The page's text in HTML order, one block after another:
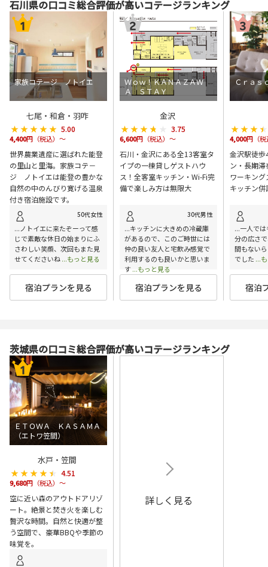
石川県の口コミ総合評価が高いコテージランキング
家族コテージ ノトイエ
七尾・和倉・羽咋
★★★★★
★★★★★ 5.00
4,400円（税込）～
世界農業遺産に選ばれた能登
の里山と里海。家族コテ－
ジ ノトイエは能登の豊かな
自然の中のんびり寛げる温泉
付き宿泊施設です。
50代女性
...ノトイエに来たぞーって感
じで素敵な休日の始まりにふ
さわしい笑顔、次回もまた見
せてくださいね...もっと見る
宿泊プランを見る
Ｗｏｗ！ＫＡＮＡＺＡＷ
Ａ ＳＴＡＹ
金沢
★★★★★
★★★★★ 3.75
6,600円（税込）～
石川・金沢にある全13客室タ
イプの一棟貸しゲストハウ
ス！全客室キッチン・Wi-Fi完
備で楽しみ方は無限大
30代男性
...キッチンに大きめの冷蔵庫
があるので、このご時世には
仲の良い友人と宅飲み感覚で
利用するのも良いかと思いま
す...もっと見る
宿泊プランを見る
Ｃｒａ
4,000円（
金沢駅徒
ン・長期
ワーキン
キッチン
...一人で
分の広さ
間もない
でした ...
宿泊
茨城県の口コミ総合評価が高いコテージランキング
ＥＴＯＷＡ ＫＡＳＡＭＡ
（エトワ笠間）
水戸・笠間
★★★★★
★★★★★ 4.51
9,680円（税込）～
空に近い森のアウトドアリゾ
ート。絶景と焚き火を楽しむ
贅沢な時間。自然と快適が整
う空間で、豪華BBQや季節の
味覚を。
詳しく見る